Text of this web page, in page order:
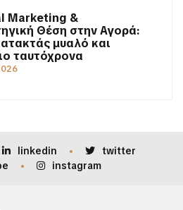
Marketing &
Θέση στην Αγορά:
μυαλό και
ταυτόχρονα
linkedin
twitter
instagram